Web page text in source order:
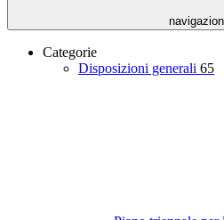
Categorie
Disposizioni generali 65